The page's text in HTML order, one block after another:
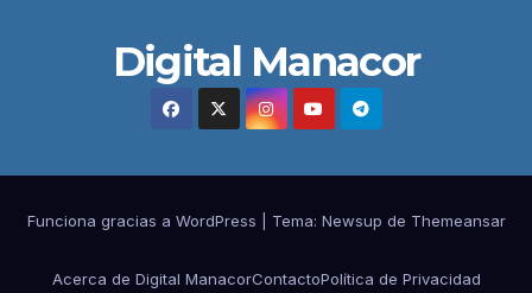
Digital Manacor
Funciona gracias a WordPress Tema: Newsup de Themeansar
Acerca de Digital ManacorContactoPolítica de Privacidad